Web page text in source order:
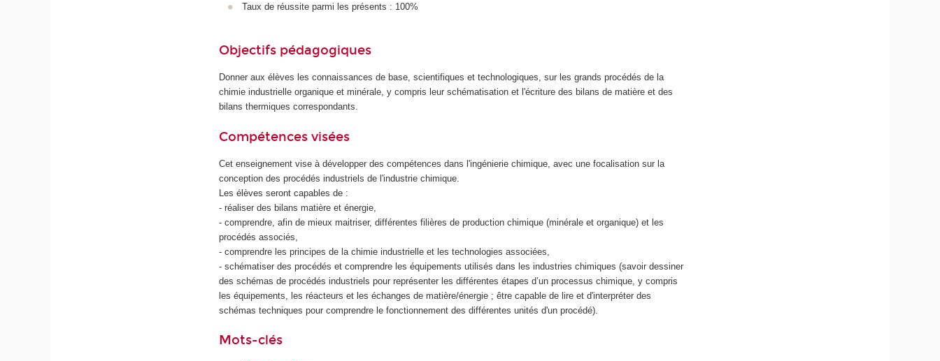
Taux de réussite parmi les présents : 100%
Objectifs pédagogiques
Donner aux élèves les connaissances de base, scientifiques et technologiques, sur les grands procédés de la
chimie industrielle organique et minérale, y compris leur schématisation et l'écriture des bilans de matière et des
bilans thermiques correspondants.
Compétences visées
Cet enseignement vise à développer des compétences dans l'ingénierie chimique, avec une focalisation sur la
conception des procédés industriels de l'industrie chimique.
Les élèves seront capables de :
- réaliser des bilans matière et énergie,
- comprendre, afin de mieux maitriser, différentes filières de production chimique (minérale et organique) et les
procédés associés,
- comprendre les principes de la chimie industrielle et les technologies associées,
- schématiser des procédés et comprendre les équipements utilisés dans les industries chimiques (savoir dessiner
des schémas de procédés industriels pour représenter les différentes étapes d’un processus chimique, y compris
les équipements, les réacteurs et les échanges de matière/énergie ; être capable de lire et d'interpréter des
schémas techniques pour comprendre le fonctionnement des différentes unités d'un procédé).
Mots-clés